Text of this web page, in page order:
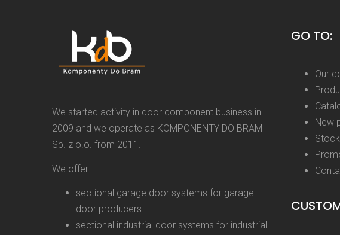
We started activity in door component business in
2009 and we operate as KOMPONENTY DO BRAM
Sp. z o.o. from 2011.
We offer:
sectional garage door systems for garage
door producers
sectional industrial door systems for industrial
GO TO:
Our
New